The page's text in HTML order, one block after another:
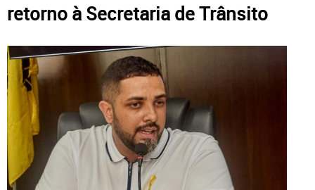
retorno à Secretaria de Trânsito